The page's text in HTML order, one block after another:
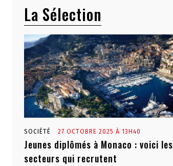
La Sélection
SOCIÉTÉ 27 OCTOBRE 2025 À 13H40
Jeunes diplômés à Monaco : voici les
secteurs qui recrutent